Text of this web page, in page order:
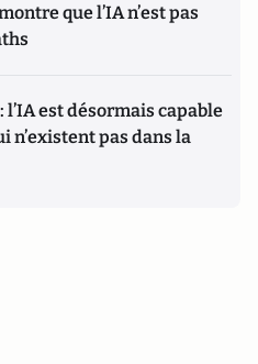
que l’IA n’est pas
est désormais capable
n’existent pas dans la